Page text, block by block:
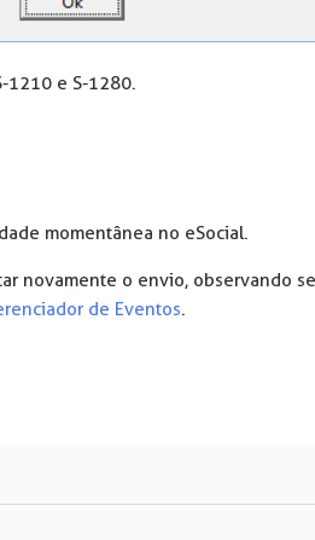
1210 e S-1280.
momentânea no eSocial.
novamente o envio, observando
de Eventos.